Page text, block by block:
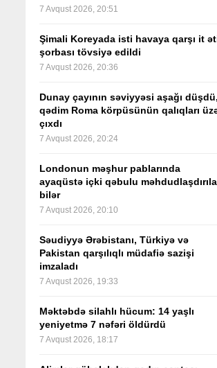
7 Avqust 2026, 20:51
Şimali Koreyada isti havaya qarşı it
şorbası tövsiyə edildi
7 Avqust 2026, 20:36
Dunay çayının səviyyəsi aşağı düşdü,
qədim Roma körpüsünün qalıqları
çıxdı
7 Avqust 2026, 20:24
Londonun məşhur pablarında
ayaqüstə içki qəbulu məhdudlaşdırıla
bilər
7 Avqust 2026, 20:10
Səudiyyə Ərəbistanı, Türkiyə və
Pakistan qarşılıqlı müdafiə sazişi
imzaladı
7 Avqust 2026, 19:33
Məktəbdə silahlı hücum: 14 yaşlı
yeniyetmə 7 nəfəri öldürdü
7 Avqust 2026, 18:17